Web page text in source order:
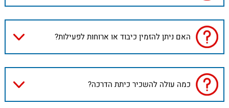
האם ניתן להזמין כיבוד או ארוחות לפעילות?
כמה עולה להשכיר כיתת הדרכה?